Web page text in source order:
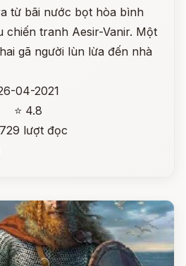
từ bãi nước bọt hòa bình
chiến tranh Aesir-Vanir. Một
gã người lùn lừa đến nhà
04-2021
⭐ 4.8
lượt đọc